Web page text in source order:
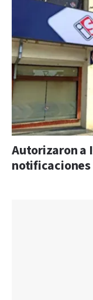
Autorizaron a